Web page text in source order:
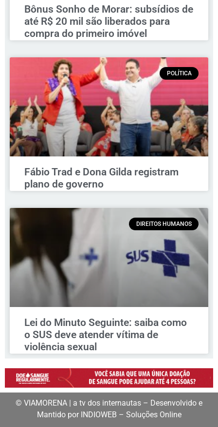
Bônus Sonho de Morar: subsídios de
até R$ 20 mil são liberados para
compra do primeiro imóvel
POLÍTICA
Fábio Trad e Dona Gilda registram
plano de governo
DIREITOS HUMANOS
Lei do Minuto Seguinte: saiba como
o SUS deve atender vítima de
violência sexual
© VIAMORENA | a tv dos internautas – Desenvolvido e
Mantido por INDIOWEB – Soluções Online